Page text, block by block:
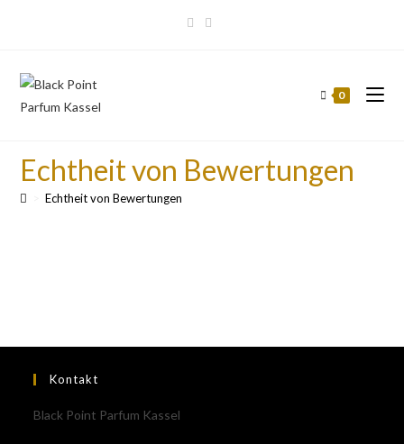
0
Echtheit von Bewertungen
Echtheit von Bewertungen
Kontakt
Black Point Parfum Kassel